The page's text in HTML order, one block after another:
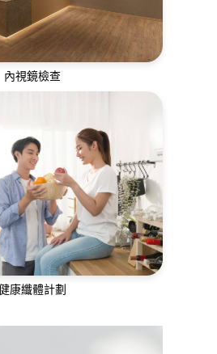
驗豐富的專科醫生及護士
、大腸鏡、膀胱鏡、乙狀
結腸鏡檢查
內視鏡檢查
康纖體計劃